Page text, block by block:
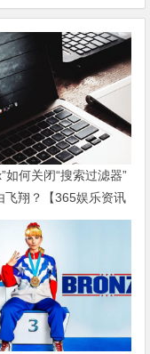
如何关闭“搜索过滤器”
飞翔？【365娱乐资讯